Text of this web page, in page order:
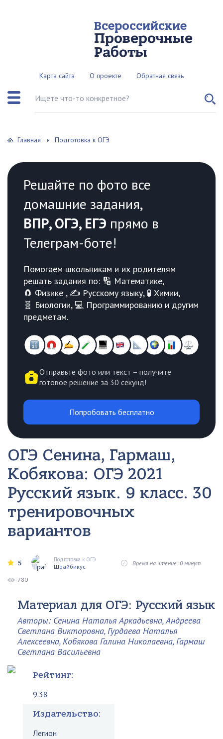
Всероссийские
Проверочные
Работы
Карта сайта О проекте Обратная связь
Поиск по сайту
Главная Подготовка к ОГЭ
Решайте по фото все
домашние задания,
ВПР, ОГЭ, ЕГЭ прямо в
Телеграм-боте!
Помогаем школьникам и их родителям
решать задания по: 🔢 Математике,
🧲 Физике , ✍️ Русскому языку, 🧪 Химии,
🧬 Биологии, 💻 Программированию и другим
предметам.
Отправьте фото или текст – получите
готовое решение за 30 секунд!
Попробовать бесплатно
ОГЭ Сенина, Гармаш,
Кобякова: ОГЭ 2021
Русский язык. 9 класс. 30
тренировочных
вариантов
5 Подготовка к ОГЭ
Шрайбикус Время на чтение: 0 минут
780
Материал для ОГЭ: Русский язык
Авторы: Сенина Наталья Аркадьевна, Андреева
Светлана Викторовна, Гурдаева Наталья
Алексеевна, Кобякова Галина Николаевна, Гармаш
Светлана Васильевна
Рейтинг:
9.38
Издательство:
Легион